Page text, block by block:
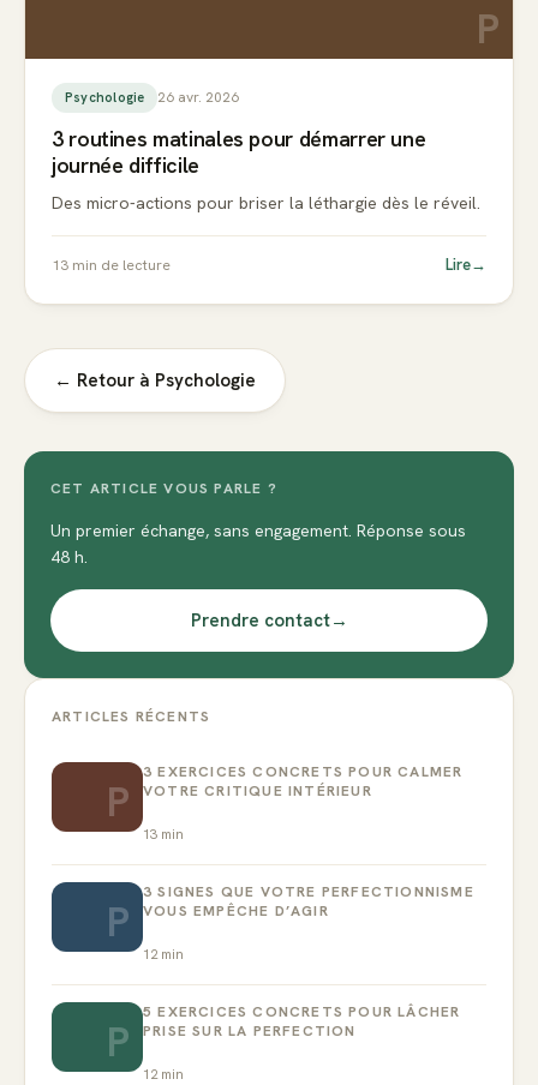
P
Psychologie 26 avr. 2026
3 routines matinales pour démarrer une
journée difficile
Des micro-actions pour briser la léthargie dès le réveil.
13 min de lecture Lire→
← Retour à Psychologie
CET ARTICLE VOUS PARLE ?
Un premier échange, sans engagement. Réponse sous
48 h.
Prendre contact→
ARTICLES RÉCENTS
P
3 EXERCICES CONCRETS POUR CALMER
VOTRE CRITIQUE INTÉRIEUR
13 min
P
3 SIGNES QUE VOTRE PERFECTIONNISME
VOUS EMPÊCHE D’AGIR
12min
P
5 EXERCICES CONCRETS POUR LÂCHER
PRISE SUR LA PERFECTION
12min